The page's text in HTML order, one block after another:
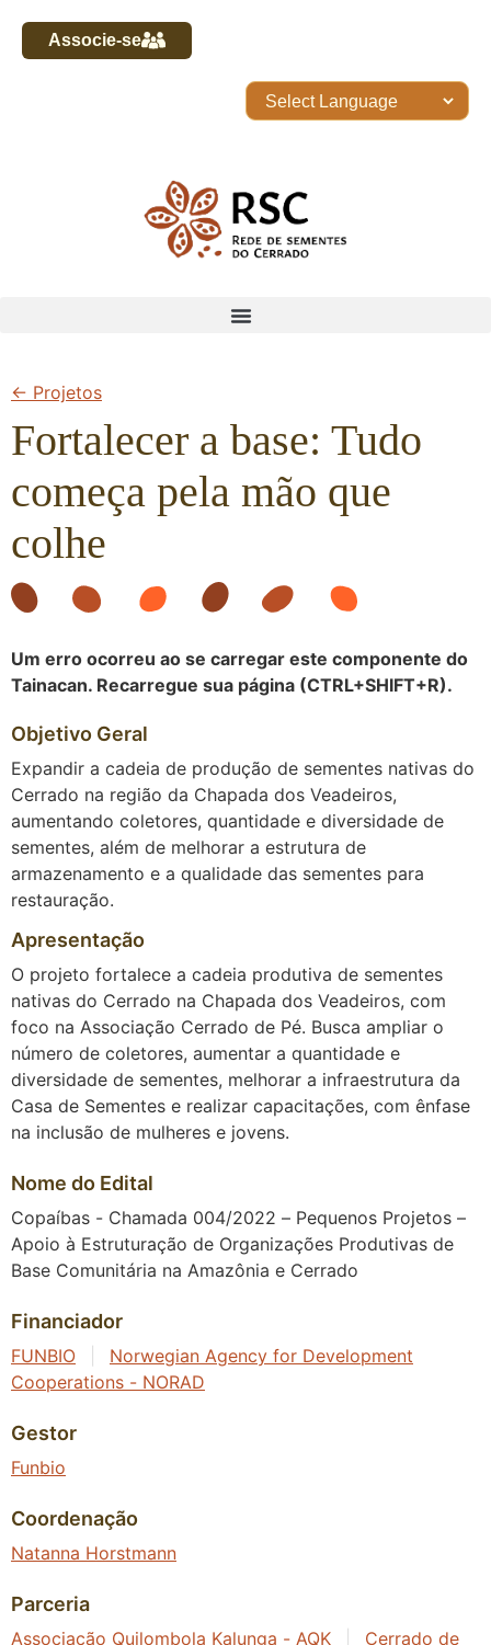
Associe-se
← Projetos
Fortalecer a base: Tudo
começa pela mão que
colhe
Objetivo Geral
Expandir a cadeia de produção de sementes nativas do
Cerrado na região da Chapada dos Veadeiros,
aumentando coletores, quantidade e diversidade de
sementes, além de melhorar a estrutura de
armazenamento e a qualidade das sementes para
restauração.
Apresentação
O projeto fortalece a cadeia produtiva de sementes
nativas do Cerrado na Chapada dos Veadeiros, com
foco na Associação Cerrado de Pé. Busca ampliar o
número de coletores, aumentar a quantidade e
diversidade de sementes, melhorar a infraestrutura da
Casa de Sementes e realizar capacitações, com ênfase
na inclusão de mulheres e jovens.
Nome do Edital
Copaíbas - Chamada 004/2022 – Pequenos Projetos –
Apoio à Estruturação de Organizações Produtivas de
Base Comunitária na Amazônia e Cerrado
Financiador
FUNBIO
Norwegian Agency for Development
Cooperations - NORAD
Gestor
Funbio
Coordenação
Natanna Horstmann
Parceria
Associação Quilombola Kalunga - AQK
Cerrado de
Um erro ocorreu ao se carregar este componente do
Tainacan. Recarregue sua página (CTRL+SHIFT+R).